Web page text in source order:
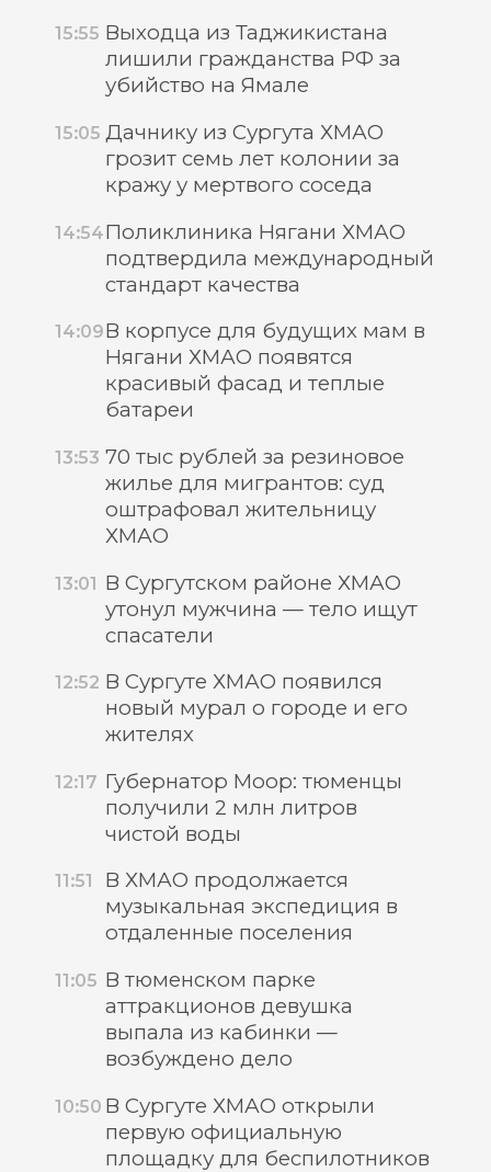
15:55 Выходца из Таджикистана
лишили гражданства РФ за
убийство на Ямале
15:05 Дачнику из Сургута ХМАО
грозит семь лет колонии за
кражу у мертвого соседа
14:54Поликлиника Нягани ХМАО
подтвердила международный
стандарт качества
14:09В корпусе для будущих мам в
Нягани ХМАО появятся
красивый фасад и теплые
батареи
13:53 70 тыс рублей за резиновое
жилье для мигрантов: суд
оштрафовал жительницу
ХМАО
13:01 В Сургутском районе ХМАО
утонул мужчина — тело ищут
спасатели
12:52 В Сургуте ХМАО появился
новый мурал о городе и его
жителях
12:17 Губернатор Моор: тюменцы
получили 2 млн литров
чистой воды
11:51
В ХМАО продолжается
музыкальная экспедиция в
отдаленные поселения
11:05 В тюменском парке
аттракционов девушка
выпала из кабинки —
возбуждено дело
10:50 В Сургуте ХМАО открыли
первую официальную
площадку для беспилотников